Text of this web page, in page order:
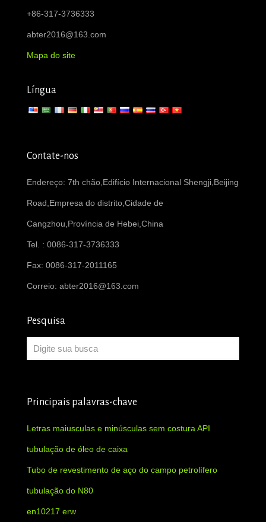
+86-317-3736333
abter2016@163.com
Mapa do site
Língua
Contate-nos
Endereço: 7th chão,Edifício Internacional Shengji,Beijing
Road,Empresa do distrito,Cidade de
Cangzhou,Província de Hebei,China
Tel. : 0086-317-3736333
Fax: 0086-317-2011165
Correio: abter2016@163.com
Pesquisa
Principais palavras-chave
Letras maiusculas e minúsculas sem costura API
tubulação de óleo de caixa
Tubo de revestimento de aço do campo petrolífero
tubulação do N80
en10217 erw